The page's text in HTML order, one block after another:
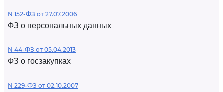
N 152-ФЗ от 27.07.2006
ФЗ о персональных данных
N 44-ФЗ от 05.04.2013
ФЗ о госзакупках
N 229-ФЗ от 02.10.2007